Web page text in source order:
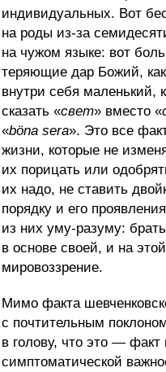
индивидуальных. Вот
на роды из-за
на чужом языке: вот
теряющие дар Божий,
внутри себя маленький,
сказать «свет» вместо «
«böna sera». Это все
жизни, которые не
их порицать или
их надо, не ставить
порядку и его
из них уму-разуму:
в основе своей, и на
мировоззрение.
Мимо факта
с почтительным
в голову, что это — факт
симптоматической